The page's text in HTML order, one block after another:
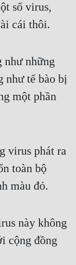
số virus,
cái thôi.
như những
như tế bào bị
một phần
virus phát ra
toàn bộ
màu đỏ.
này không
cộng đồng